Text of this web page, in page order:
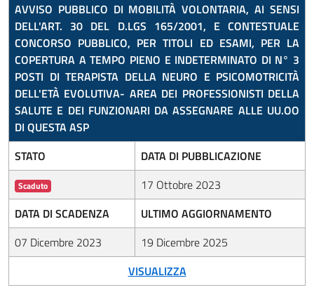
AVVISO PUBBLICO DI MOBILITÀ VOLONTARIA, AI SENSI
DELL'ART. 30 DEL D.LGS 165/2001, E CONTESTUALE
CONCORSO PUBBLICO, PER TITOLI ED ESAMI, PER LA
COPERTURA A TEMPO PIENO E INDETERMINATO DI N° 3
POSTI DI TERAPISTA DELLA NEURO E PSICOMOTRICITÀ
DELL'ETÀ EVOLUTIVA- AREA DEI PROFESSIONISTI DELLA
SALUTE E DEI FUNZIONARI DA ASSEGNARE ALLE UU.OO
DI QUESTA ASP
STATO
DATA DI PUBBLICAZIONE
Scaduto
17 Ottobre 2023
DATA DI SCADENZA
ULTIMO AGGIORNAMENTO
07 Dicembre 2023
19 Dicembre 2025
VISUALIZZA